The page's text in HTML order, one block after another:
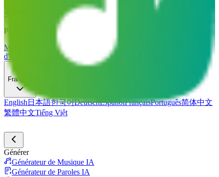
Suppresseur Vocal AISéparateur de Pistes IA
Plus d'outils musicaux
Mastering par IASéquenceur MIDI IA
d'outils
Français
English 日本語한국어DeutschEspañolFrançaisPortuguês简体中文
繁體中文Tiếng Việt
Générer
Générateur de Musique IA
Générateur de Paroles IA